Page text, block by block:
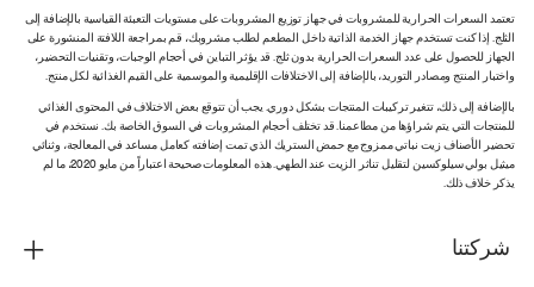
تعتمد السعرات الحرارية للمشروبات في جهاز توزيع المشروبات على مستويات التعبئة القياسية بالإضافة إلى
الثلج. إذا كنت تستخدم جهاز الخدمة الذاتية داخل المطعم لطلب مشروبك، قم بمراجعة اللافتة المنشورة على
الجهاز للحصول على عدد السعرات الحرارية بدون ثلج. قد يؤثر التباين في أحجام الوجبات، وتقنيات التحضير،
واختبار المنتج ومصادر التوريد، بالإضافة إلى الاختلافات الإقليمية والموسمية على القيم الغذائية لكل منتج.
بالإضافة إلى ذلك، تتغير تركيبات المنتجات بشكل دوري. يجب أن تتوقع بعض الاختلاف في المحتوى الغذائي
للمنتجات التي يتم شراؤها من مطاعمنا. قد تختلف أحجام المشروبات في السوق الخاصة بك. نستخدم في
تحضير الأصناف زيت نباتي ممزوج مع حمض الستريك الذي تمت إضافته كعامل مساعد في المعالجة، وثنائي
ميثيل بولي سيلوكسين لتقليل تناثر الزيت عند الطهي. هذه المعلومات صحيحة اعتباراً من مايو 2020، ما لم
يذكر خلاف ذلك.
شركتنا